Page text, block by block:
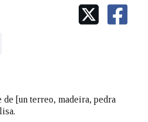
IDENTIDADE CORPORATIVA
MARCIAL DEL ADALID
FIGURAS HOMENAXEADAS
[un terreo, madeira, pedra